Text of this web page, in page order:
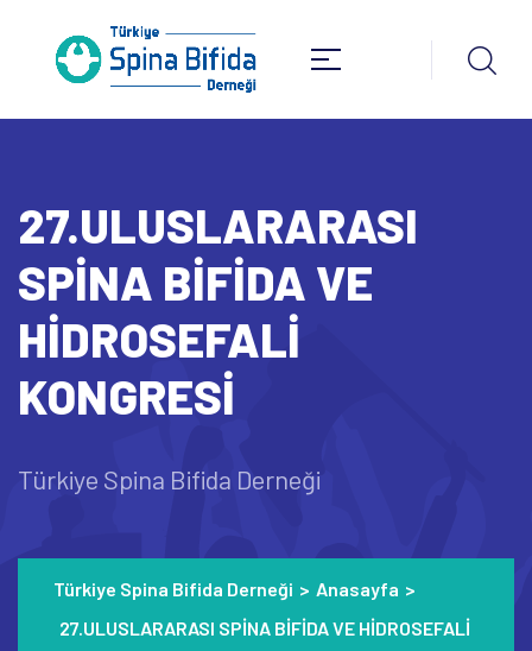
27.ULUSLARARASI
SPİNA BİFİDA VE
HİDROSEFALİ
KONGRESİ
Türkiye Spina Bifida Derneği
Türkiye Spina Bifida Derneği > Anasayfa >
27.ULUSLARARASI SPİNA BİFİDA VE HİDROSEFALİ